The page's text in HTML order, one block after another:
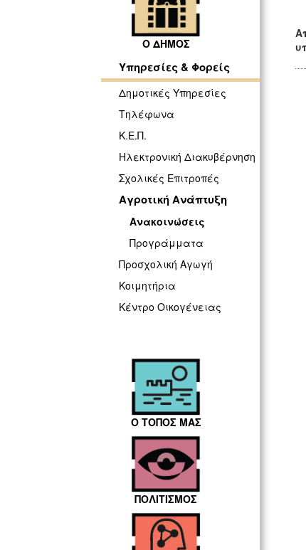
Ο ΔΗΜΟΣ
Υπηρεσίες & Φορείς
Δημοτικές Υπηρεσίες
Τηλέφωνα
Κ.Ε.Π.
Ηλεκτρονική Διακυβέρνηση
Σχολικές Επιτροπές
Αγροτική Ανάπτυξη
Ανακοινώσεις
Προγράμματα
Προσχολική Αγωγή
Κοιμητήρια
Κέντρο Οικογένειας
Ο ΤΟΠΟΣ ΜΑΣ
ΠΟΛΙΤΙΣΜΟΣ